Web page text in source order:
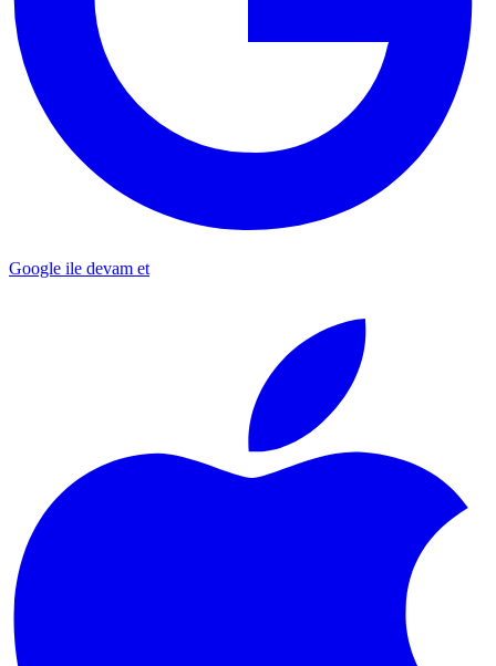
Google ile devam et